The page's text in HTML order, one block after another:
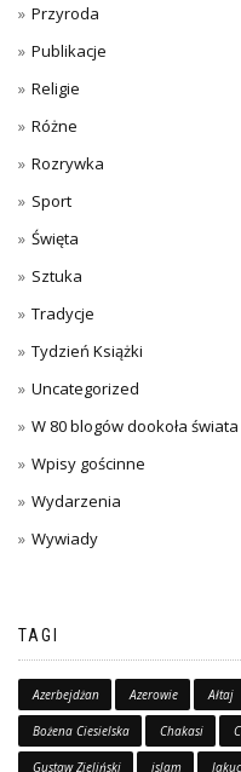
Przyroda
Publikacje
Religie
Różne
Rozrywka
Sport
Święta
Sztuka
Tradycje
Tydzień Książki
Uncategorized
W 80 blogów dookoła świata
Wpisy gościnne
Wydarzenia
Wywiady
TAGI
Azerbejdżan Azerowie Ałtaj
Bożena Ciesielska Chakasi
Gustaw Zieliński islam